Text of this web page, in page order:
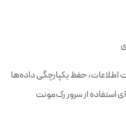
اطلاعات، حفظ یکپارچگی داده‌ها
استفاده از سرور رک‌مونت